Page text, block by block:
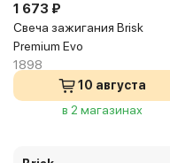
1 673 ₽
Свеча зажигания Brisk
Premium Evo
1898
10 августа
в 2 магазинах